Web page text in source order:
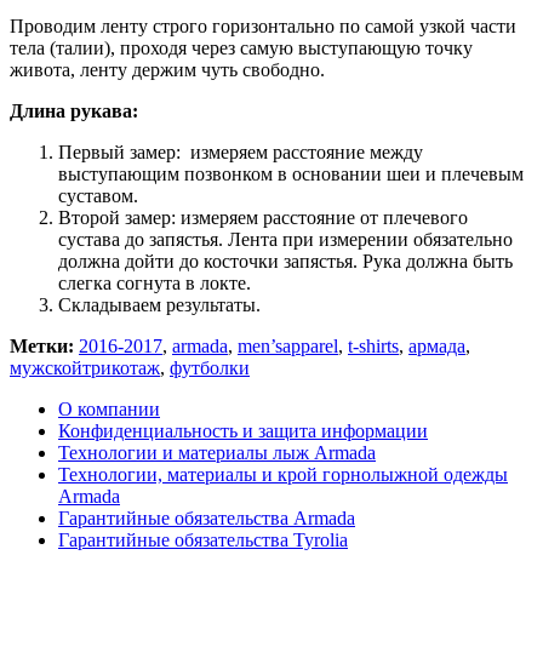
Проводим ленту строго горизонтально по самой узкой части
тела (талии), проходя через самую выступающую точку
живота, ленту держим чуть свободно.
Длина рукава:
Первый замер: измеряем расстояние между
выступающим позвонком в основании шеи и плечевым
суставом.
Второй замер: измеряем расстояние от плечевого
сустава до запястья. Лента при измерении обязательно
должна дойти до косточки запястья. Рука должна быть
слегка согнута в локте.
Складываем результаты.
Метки: 2016-2017, armada, men’sapparel, t-shirts, армада,
мужскойтрикотаж, футболки
О компании
Конфиденциальность и защита информации
Технологии и материалы лыж Armada
Технологии, материалы и крой горнолыжной одежды
Armada
Гарантийные обязательства Armada
Гарантийные обязательства Tyrolia